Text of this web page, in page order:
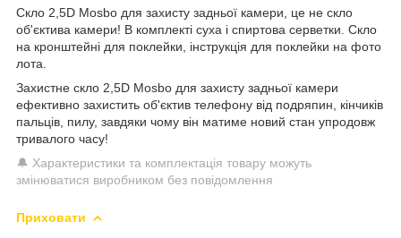
Скло 2,5D Mosbo для захисту задньої камери, це не скло
об'єктива камери! В комплекті суха і спиртова серветки. Скло
на кронштейні для поклейки, інструкція для поклейки на фото
лота.
Захистне скло 2,5D Mosbo для захисту задньої камери
ефективно захистить об'єктив телефону від подряпин, кінчиків
пальців, пилу, завдяки чому він матиме новий стан упродовж
тривалого часу!
🔔 Характеристики та комплектація товару можуть
змінюватися виробником без повідомлення
Приховати